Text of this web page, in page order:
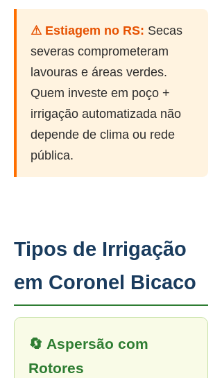
⚠ Estiagem no RS: Secas
severas comprometeram
lavouras e áreas verdes.
Quem investe em poço +
irrigação automatizada não
depende de clima ou rede
pública.
Tipos de Irrigação
em Coronel Bicaco
🔄 Aspersão com
Rotores